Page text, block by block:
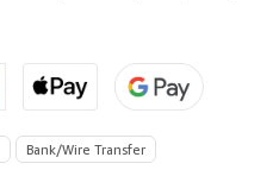
Bank/Wire Transfer